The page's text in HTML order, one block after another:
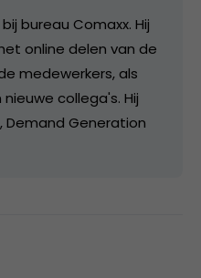
bureau Comaxx. Hij
online delen van de
medewerkers, als
collega's. Hij
Demand Generation